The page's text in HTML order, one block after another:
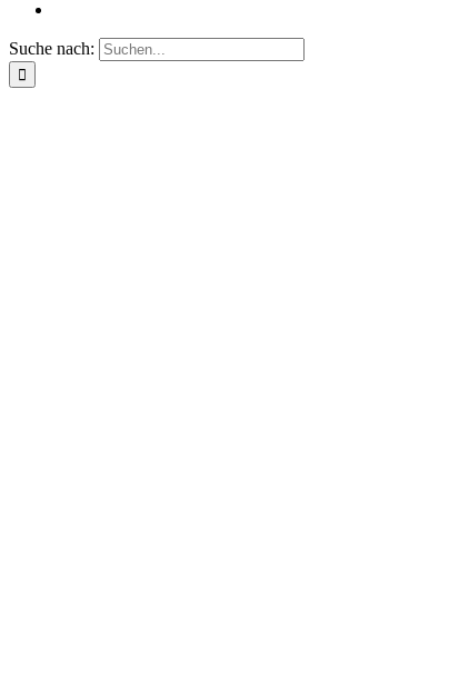
Suche nach: